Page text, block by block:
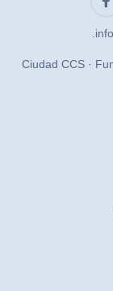
.info
Ciudad CCS ·